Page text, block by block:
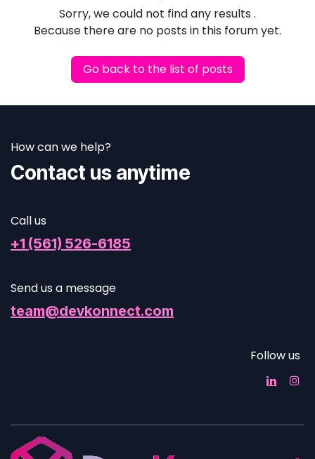
Sorry, we could not find any results .
Because there are no posts in this forum yet.
Go back to the list of posts
How can we help?
Contact us anytime
Call us
+1 (561) 526-6185
Send us a message
team@devkonnect.com
Follow us